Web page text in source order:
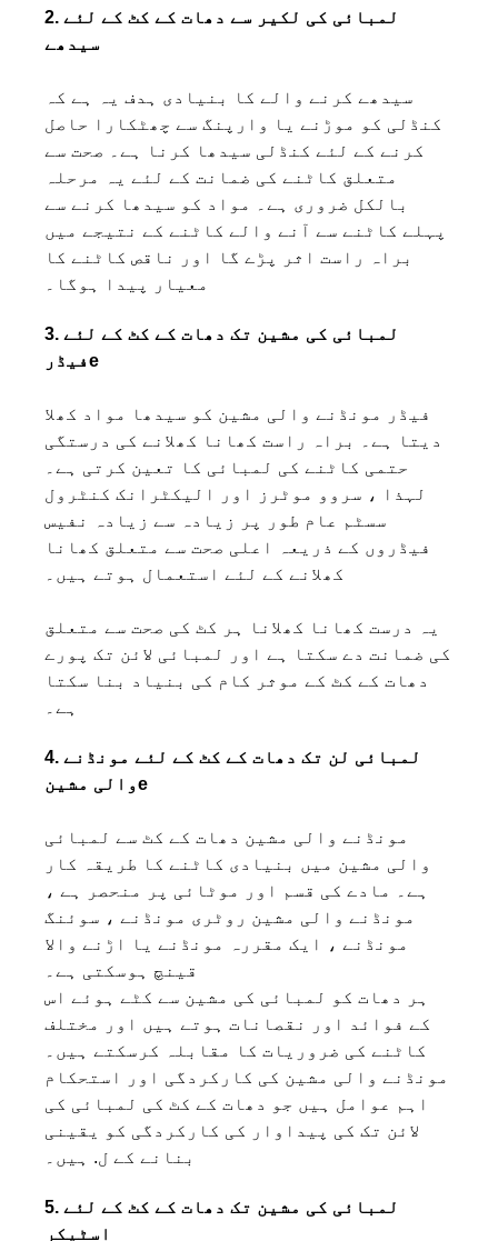
2. لمبائی کی لکیر سے دھات کے کٹ کے لئے
سیدھے
سیدھے کرنے والے کا بنیادی ہدف یہ ہے کہ
کنڈلی کو موڑنے یا وارپنگ سے چھٹکارا حاصل
کرنے کے لئے کنڈلی سیدھا کرنا ہے۔ صحت سے
متعلق کاٹنے کی ضمانت کے لئے یہ مرحلہ
بالکل ضروری ہے۔ مواد کو سیدھا کرنے سے
پہلے کاٹنے سے آنے والے کاٹنے کے نتیجے میں
براہ راست اثر پڑے گا اور ناقص کاٹنے کا
معیار پیدا ہوگا۔
3. لمبائی کی مشین تک دھات کے کٹ کے لئے
فیڈرe
فیڈر مونڈنے والی مشین کو سیدھا مواد کھلا
دیتا ہے۔ براہ راست کھانا کھلانے کی درستگی
حتمی کاٹنے کی لمبائی کا تعین کرتی ہے۔
لہذا ، سروو موٹرز اور الیکٹرانک کنٹرول
سسٹم عام طور پر زیادہ سے زیادہ نفیس
فیڈروں کے ذریعہ اعلی صحت سے متعلق کھانا
کھلانے کے لئے استعمال ہوتے ہیں۔
یہ درست کھانا کھلانا ہر کٹ کی صحت سے متعلق
کی ضمانت دے سکتا ہے اور لمبائی لائن تک پورے
دھات کے کٹ کے موثر کام کی بنیاد بنا سکتا
ہے۔
4. لمبائی لن تک دھات کے کٹ کے لئے مونڈنے
والی مشینe
مونڈنے والی مشین دھات کے کٹ سے لمبائی
والی مشین میں بنیادی کاٹنے کا طریقہ کار
ہے۔ مادے کی قسم اور موٹائی پر منحصر ہے ،
مونڈنے والی مشین روٹری مونڈنے ، سوئنگ
مونڈنے ، ایک مقررہ مونڈنے یا اڑنے والا
قینچ ہوسکتی ہے۔
ہر دھات کو لمبائی کی مشین سے کٹے ہوئے اس
کے فوائد اور نقصانات ہوتے ہیں اور مختلف
کاٹنے کی ضروریات کا مقابلہ کرسکتے ہیں۔
مونڈنے والی مشین کی کارکردگی اور استحکام
اہم عوامل ہیں جو دھات کے کٹ کی لمبائی کی
لائن تک کی پیداوار کی کارکردگی کو یقینی
بنانے کے ل. ہیں۔
5. لمبائی کی مشین تک دھات کے کٹ کے لئے
اسٹیکر